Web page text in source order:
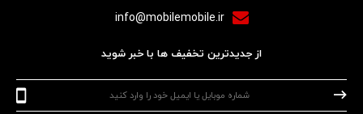
info@mobilemobile.ir
از جدیدترین تخفیف ها با خبر شوید